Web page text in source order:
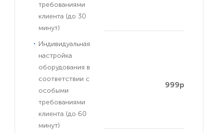
требованиями
клиента (до 30
минут)
Индивидуальная
настройка
оборудования в
соответствии с
особыми
требованиями
клиента (до 60
минут)
999р